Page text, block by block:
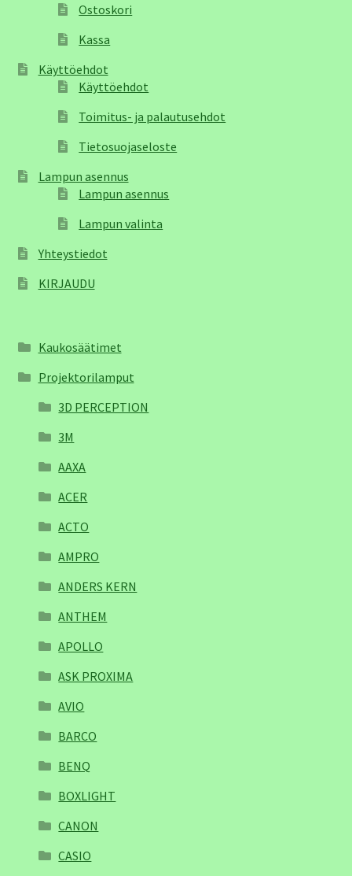
Ostoskori
Kassa
Käyttöehdot
Käyttöehdot
Toimitus- ja palautusehdot
Tietosuojaseloste
Lampun asennus
Lampun asennus
Lampun valinta
Yhteystiedot
KIRJAUDU
Kaukosäätimet
Projektorilamput
3D PERCEPTION
3M
AAXA
ACER
ACTO
AMPRO
ANDERS KERN
ANTHEM
APOLLO
ASK PROXIMA
AVIO
BARCO
BENQ
BOXLIGHT
CANON
CASIO